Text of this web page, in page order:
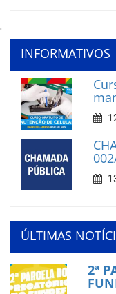
'
INFORMATIVOS
ÚLTIMAS
2ª